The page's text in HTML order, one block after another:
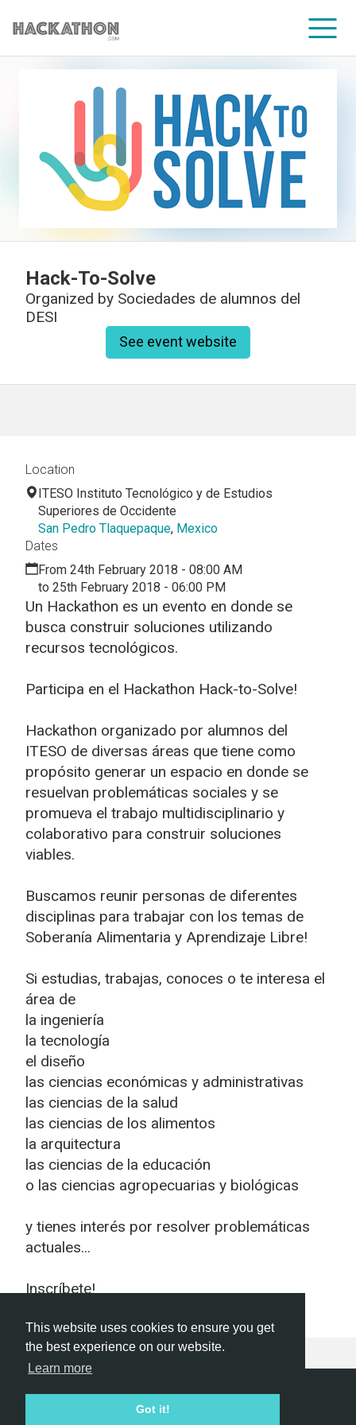
This website uses cookies to ensure you get
the best experience on our website.
Learn more
Got it!
CORPORATE SERVICES
Hack-To-Solve
Organized by Sociedades de alumnos del
DESI
See event website
Un Hackathon es un evento en donde se
busca construir soluciones utilizando
recursos tecnológicos.
Participa en el Hackathon Hack-to-Solve!
Hackathon organizado por alumnos del
ITESO de diversas áreas que tiene como
propósito generar un espacio en donde se
resuelvan problemáticas sociales y se
promueva el trabajo multidisciplinario y
colaborativo para construir soluciones
viables.
Buscamos reunir personas de diferentes
disciplinas para trabajar con los temas de
Soberanía Alimentaria y Aprendizaje Libre!
Si estudias, trabajas, conoces o te interesa el
área de
la ingeniería
la tecnología
el diseño
las ciencias económicas y administrativas
las ciencias de la salud
las ciencias de los alimentos
la arquitectura
las ciencias de la educación
o las ciencias agropecuarias y biológicas
y tienes interés por resolver problemáticas
actuales...
Inscríbete!
Location
ITESO Instituto Tecnológico y de Estudios
Superiores de Occidente
San Pedro Tlaquepaque, Mexico
Dates
From 24th February 2018 - 08:00 AM
to 25th February 2018 - 06:00 PM
Hackathon.com © 2026
All organizers